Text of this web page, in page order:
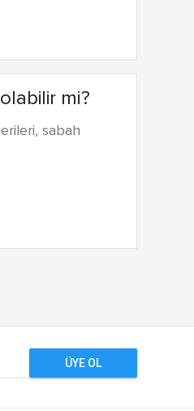
mi?
sabah
ÜYE OL